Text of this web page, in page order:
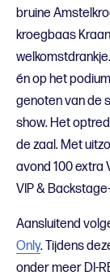
bruine
kroegbaas
én op het
genoten van de
show. Het
de zaal. Met
avond 100 extra
VIP &
Aansluitend
Only. Tijdens
onder meer DI-